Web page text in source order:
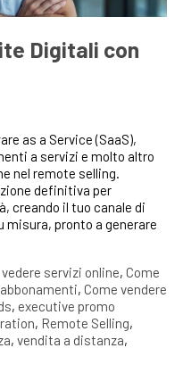
Digitali con
as a Service (SaaS),
a servizi e molto altro
nel remote selling.
definitiva per
creando il tuo canale di
misura, pronto a generare
servizi online, Come
, Come vendere
, executive promo
, Remote Selling,
, vendita a distanza,